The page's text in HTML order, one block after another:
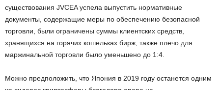
существования JVCEA успела выпустить нормативные
документы, содержащие меры по обеспечению безопасной
торговли, были ограничены суммы клиентских средств,
хранящихся на горячих кошельках бирж, также плечо для
маржинальной торговли было уменьшено до 1:4.
Можно предположить, что Япония в 2019 году останется одним